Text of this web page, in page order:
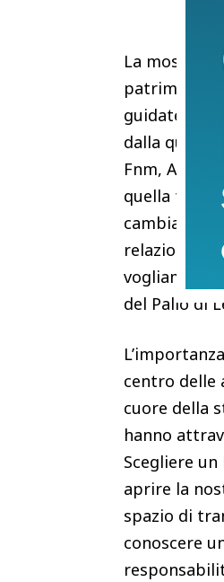
La mostra
patrimonio
guidate e
dalla
Fnm,
quella
cambiati e
relazioni
vogliamo
del Palio di
centro delle
cuore della
hanno
Scegliere
aprire la
spazio di
conoscere